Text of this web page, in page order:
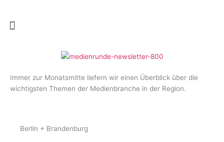
springen
Immer zur Monatsmitte liefern wir einen Überblick über die
wichtigsten Themen der Medienbranche in der Region.
Berlin + Brandenburg